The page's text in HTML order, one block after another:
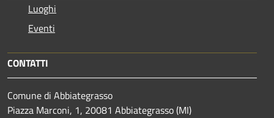
Luoghi
Eventi
CONTATTI
Comune di Abbiategrasso
Piazza Marconi, 1, 20081 Abbiategrasso (MI)